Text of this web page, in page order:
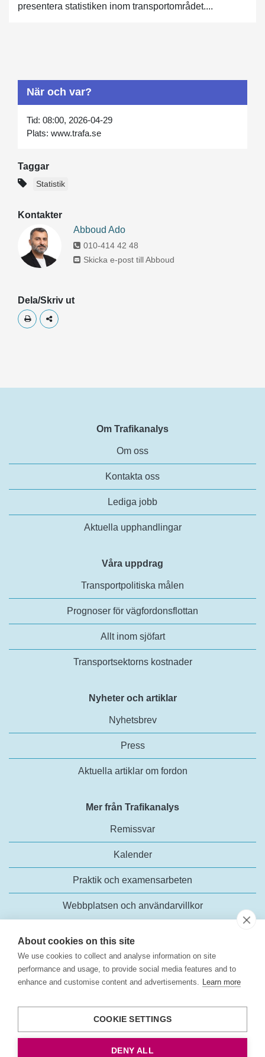
About cookies on this site
We use cookies to collect and analyse information on site
performance and usage, to provide social media features and to
enhance and customise content and advertisements. Learn more
COOKIE SETTINGS
DENY ALL
presentera statistiken inom transportområdet....
När och var?
Tid: 08:00, 2026-04-29
Plats: www.trafa.se
Taggar
Statistik
Kontakter
Abboud Ado
010-414 42 48
Skicka e-post till Abboud
Dela/Skriv ut
Skriv utDela
Om Trafikanalys
Om oss
Kontakta oss
Lediga jobb
Aktuella upphandlingar
Våra uppdrag
Transportpolitiska målen
Prognoser för vägfordonsflottan
Allt inom sjöfart
Transportsektorns kostnader
Nyheter och artiklar
Nyhetsbrev
Press
Aktuella artiklar om fordon
Mer från Trafikanalys
Remissvar
Kalender
Praktik och examensarbeten
Webbplatsen och användarvillkor
Rosenlundsgatan 54
118 63 Stockholm
+46 (0)10-414 42 00